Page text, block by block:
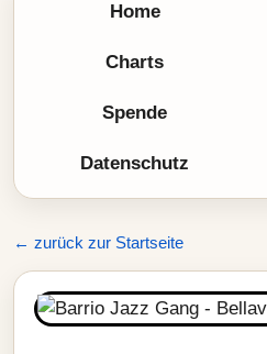
Home
Charts
Spende
Datenschutz
← zurück zur Startseite